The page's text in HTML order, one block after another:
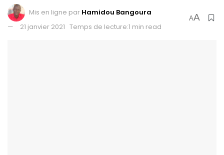
Mis en ligne par Hamidou Bangoura
21 janvier 2021 Temps de lecture:1 min read
AA